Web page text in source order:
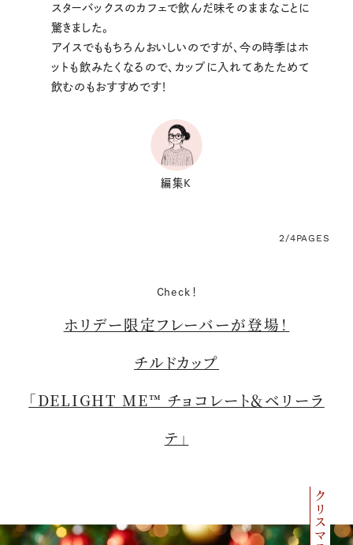
スターバックスのカフェで飲んだ味そのままなことに
驚きました。
アイスでももちろんおいしいのですが、今の時季はホ
ットも飲みたくなるので、カップに入れてあたためて
飲むのもおすすめです！
編集K
2/4PAGES
Check！
ホリデー限定フレーバーが登場！
チルドカップ
「DELIGHT ME™ チョコレート＆ベリーラ
テ」